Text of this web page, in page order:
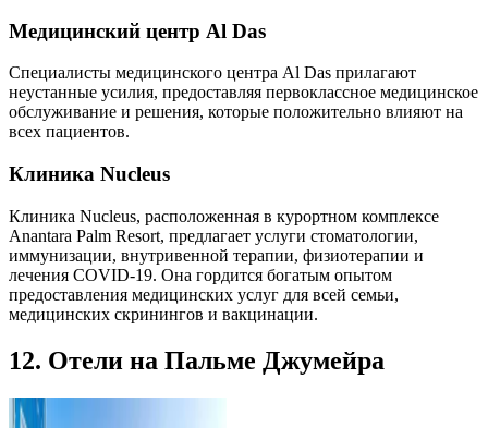
Медицинский центр Al Das
Специалисты медицинского центра Al Das прилагают
неустанные усилия, предоставляя первоклассное медицинское
обслуживание и решения, которые положительно влияют на
всех пациентов.
Клиника Nucleus
Клиника Nucleus, расположенная в курортном комплексе
Anantara Palm Resort, предлагает услуги стоматологии,
иммунизации, внутривенной терапии, физиотерапии и
лечения COVID-19. Она гордится богатым опытом
предоставления медицинских услуг для всей семьи,
медицинских скринингов и вакцинации.
12. Отели на Пальме Джумейра